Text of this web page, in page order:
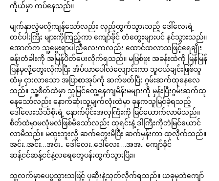
ကိုယ်မှာ ကပ်နေသည်။
မျက်နှာလွဲမလို့ကျန်သော်လည်း လှည့်ထွက်သွားသည့် ဒေါ်လေးရဲ့
တင်ပါးကြီး များကိုကြည့်ကာ ကျော်ခိုင် တံတွေးများပင် နင်သွားသည်။
အောက်က သူ့မွေးရာပါညီလေးကလည်း ထောင်ထလာသဖြင့်ရေချိုး
ခန်းတံခါးကို အမြန်ပိတ်ပေးလိုက်ရသည်။ မဖြစ်ဖူး အခန်းထဲကို မြန်မြန်
ပြန်မှလို့တွေးလိုက်ပြီး အိပ်ယာပေါ်လဲလျောင်းကာ သူငယ်ချင်းဖြစ်သူ
ထံမှ ငှားလာသော အပြာစာအုပ်ကို ဆက်ဖတ်ပြီး ဂွမ်းဆက်ထုနေလေ
သည်။ သူ့စိတ်ထဲမှာ သူမြင်တွေ့နေကျမိန်းမများကို မှန်းပြီးဂွမ်းဆက်ထု
နေသော်လည်း နောက်ဆုံးသူ့မျက်လုံးထဲမှာ ခုနကသူမြင်ခဲ့ရသည့်
ဒေါ်လေးသီသီစိုးရဲ့ နောက်ပိုင်းအလှကြီးကို မြင်ယောက်လာမိသည်။
စိတ်ထဲမှာမလုံမလဲဖြစ်မိသော်လည်း ထုရင်းနဲ့ ဒါကြီးကိုဘဲမြင်ယောင်
လာမိသည်။ မထူးဘူးလို့ ဆက်တွေးမိပြီး ဆက်မှန်းကာ ထုလိုက်သည်။
အင်း..အင်း…အင်း.. ဒေါ်လေး..ဒေါ်လေး….အအ.. ကျော်ခိုင်
ဆန့်ငင်ဆန့်ငင်နဲ့လရေတွေပန်းထွက်သွားပြီး။
သူ့လက်မှာပေပွသွားသဖြင့် ပုဆိုးနဲ့သုတ်လိုက်ရသည်။ ယခုမှဘဲကျော်